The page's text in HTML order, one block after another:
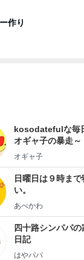
作り
kosodatefulな毎
オギャ子の暴走～
オギャ子
日曜日は９時まで
い。
あべかわ
四十路シンパパの
日記
はやパパ